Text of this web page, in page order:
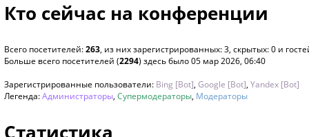
Кто сейчас на конференции
Всего посетителей:263, из них зарегистрированных: 3, скрытых: 0 и
Больше всего посетителей (2294) здесь было 05 мар 2026, 06:40
Зарегистрированные пользователи: Bing [Bot], Google [Bot], Yandex [Bot]
Легенда:Администраторы, Супермодераторы, Модераторы